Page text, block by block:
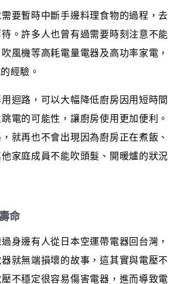
要暫時中斷手邊料理食物的過程，去
。許多人也曾有過需要時刻注意不能
風機等高耗電量電器及高功率家電，
經驗。
迴路，可以大幅降低廚房因用短時間
電的可能性，讓廚房使用更加便利。
就再也不會出現因為廚房正在煮飯、
家庭成員不能吹頭髮、開暖爐的狀況
命
身邊有人從日本空運帶電器回台灣，
就無端損壞的故事，這其實與電壓不
不穩定很容易傷害電器，進而導致電